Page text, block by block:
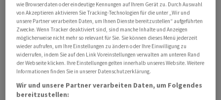
Dank der neuen Anlage mit 32 Robotern soll die globale
Produktionskapazität der Technologie im Jahr 2026 um
das 30-Fache erhöht werden, wie das Unternehmen am
Mittwoch mitteilt. Bereits im Juli 2025 hatteOneine
erste LightSpray-Fabrik in Zürich mit vier Robotern in
Betrieb genommen.
Mit der Expansion werde die Skalierung der
wie Browserdaten oder eindeutige Kennungen auf Ihrem Gerät zu. Durch Auswahl
von Akzeptieren aktivieren Sie Tracking-Technologien für die unter „Wir und
unsere Partner verarbeiten Daten, um Ihnen Dienste bereitzustellen“ aufgeführten
Zwecke. Wenn Tracker deaktiviert sind, sind manche Inhalte und Anzeigen
möglicherweise nicht mehr so relevant für Sie. Sie können dieses Menü jederzeit
wieder aufrufen, um Ihre Einstellungen zu ändern oder Ihre Einwilligung zu
widerrufen, indem Sie auf den Link Voreinstellungen verwalten am unteren Rand
der Webseite klicken. Ihre Einstellungen gelten innerhalb unseres Website. Weitere
Informationen finden Sie in unserer Datenschutzerklärung.
Wir und unsere Partner verarbeiten Daten, um Folgendes
bereitzustellen: